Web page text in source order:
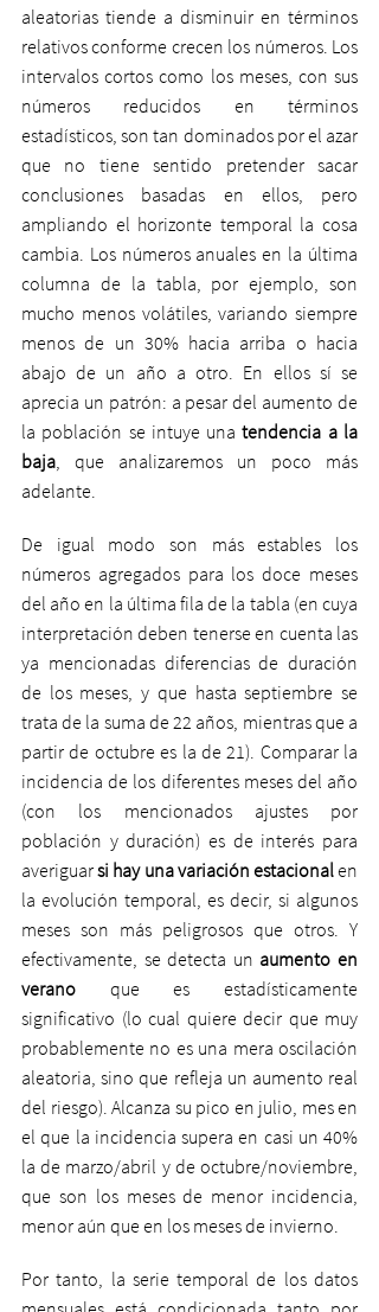
aleatorias tiende a disminuir en términos
relativos conforme crecen los números. Los
intervalos cortos como los meses, con sus
números reducidos en términos
estadísticos, son tan dominados por el azar
que no tiene sentido pretender sacar
conclusiones basadas en ellos, pero
ampliando el horizonte temporal la cosa
cambia. Los números anuales en la última
columna de la tabla, por ejemplo, son
mucho menos volátiles, variando siempre
menos de un 30% hacia arriba o hacia
abajo de un año a otro. En ellos sí se
aprecia un patrón: a pesar del aumento de
la población se intuye una tendencia a la
baja, que analizaremos un poco más
adelante.
De igual modo son más estables los
números agregados para los doce meses
del año en la última fila de la tabla (en cuya
interpretación deben tenerse en cuenta las
ya mencionadas diferencias de duración
de los meses, y que hasta septiembre se
trata de la suma de 22 años, mientras que a
partir de octubre es la de 21). Comparar la
incidencia de los diferentes meses del año
(con los mencionados ajustes por
población y duración) es de interés para
averiguar si hay una variación estacional en
la evolución temporal, es decir, si algunos
meses son más peligrosos que otros. Y
efectivamente, se detecta un aumento en
verano que es estadísticamente
significativo (lo cual quiere decir que muy
probablemente no es una mera oscilación
aleatoria, sino que refleja un aumento real
del riesgo). Alcanza su pico en julio, mes en
el que la incidencia supera en casi un 40%
la de marzo/abril y de octubre/noviembre,
que son los meses de menor incidencia,
menor aún que en los meses de invierno.
Por tanto, la serie temporal de los datos